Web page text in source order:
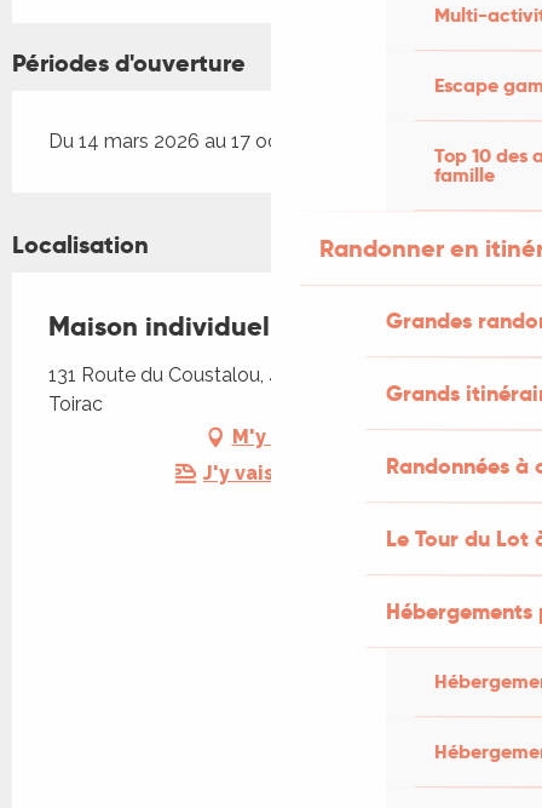
Multi-
Escape
Top 10 des
famille
Randonner en
Grandes
Grands
Randonnées
Le Tour du Lot
Périodes d'ouverture
Du 14 mars 2026 au 17 octobre 2026
Localisation
Maison individuelle
131 Route du Coustalou, 46160 Saint-Pierre-
Toirac
M'y rendre
J'y vais en train !